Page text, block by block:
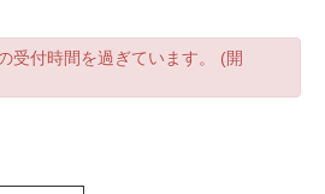
受付時間を過ぎています。 (開